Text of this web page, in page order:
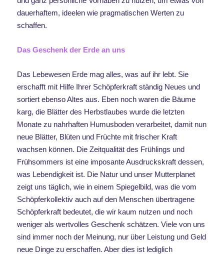
dauerhaftem, ideelen wie pragmatischen Werten zu
schaffen.
Das Geschenk der Erde an uns
Das Lebewesen Erde mag alles, was auf ihr lebt. Sie
erschafft mit Hilfe Ihrer Schöpferkraft ständig Neues und
sortiert ebenso Altes aus. Eben noch waren die Bäume
karg, die Blätter des Herbstlaubes wurde die letzten
Monate zu nahrhaften Humusboden verarbeitet, damit nun
neue Blätter, Blüten und Früchte mit frischer Kraft
wachsen können. Die Zeitqualität des Frühlings und
Frühsommers ist eine imposante Ausdruckskraft dessen,
was Lebendigkeit ist. Die Natur und unser Mutterplanet
zeigt uns täglich, wie in einem Spiegelbild, was die vom
Schöpferkollektiv auch auf den Menschen übertragene
Schöpferkraft bedeutet, die wir kaum nutzen und noch
weniger als wertvolles Geschenk schätzen. Viele von uns
sind immer noch der Meinung, nur über Leistung und Geld
neue Dinge zu erschaffen. Aber dies ist lediglich